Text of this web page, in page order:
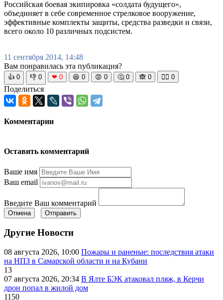
Российская боевая экипировка «солдата будущего»,
объединяет в себе современное стрелковое вооружение,
эффективные комплекты защиты, средства разведки и связи,
всего около 10 различных подсистем.
11 сентября 2014, 14:48
Вам понравилась эта публикация?
👍 0 👎 0 ❤ 0 😆 0 😡 0 🤔 0 🙈 0 🧘‍♀️ 0
Поделиться
Комментарии
Оставить комментарий
Ваше имя
Ваш email
Введите Ваш комментарий
Отмена Отправить
Другие Новости
08 августа 2026, 10:00 Пожары и раненые: последствия атаки
на НПЗ в Самарской области и на Кубани
13
07 августа 2026, 20:34 В Ялте БЭК атаковал пляж, в Керчи
дрон попал в жилой дом
1150